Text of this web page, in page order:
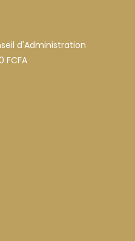
d'Administration
FCFA